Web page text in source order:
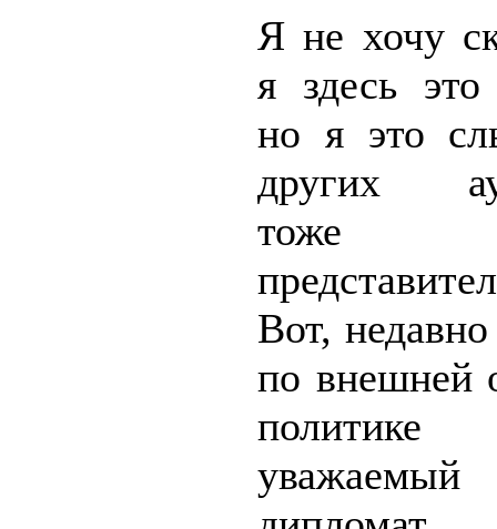
Я не хочу
я здесь
но я это
других
тоже
Вот,
по внешней
уважаемый